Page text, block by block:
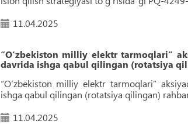
11.04.2025
“O‘zbekiston milliy elektr tarmoqlari”
davrida ishga qabul qilingan (rotatsiya
“O‘zbekiston milliy elektr tarmoqlari”
ishga qabul qilingan (rotatsiya qilingan)
11.04.2025